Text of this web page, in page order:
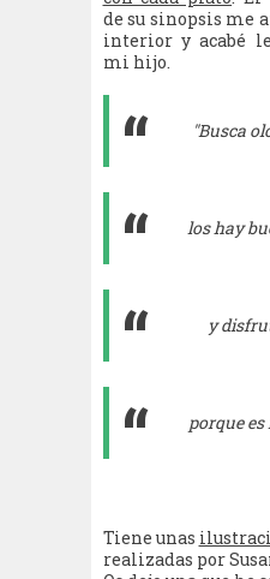
de su sinopsis me
interior y acabé
mi hijo.
"Busca
los hay
y
porque
Tiene unas
realizadas por